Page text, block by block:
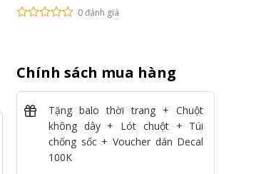
0 đánh giá
Chính sách mua hàng
Tặng balo thời trang + Chuột
không dây + Lót chuột + Túi
chống sốc + Voucher dán Decal
100K